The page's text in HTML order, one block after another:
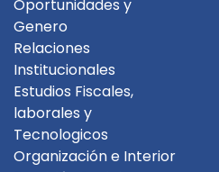
Oportunidades y
Genero
Relaciones
Institucionales
Estudios Fiscales,
laborales y
Tecnologicos
Organización e Interior